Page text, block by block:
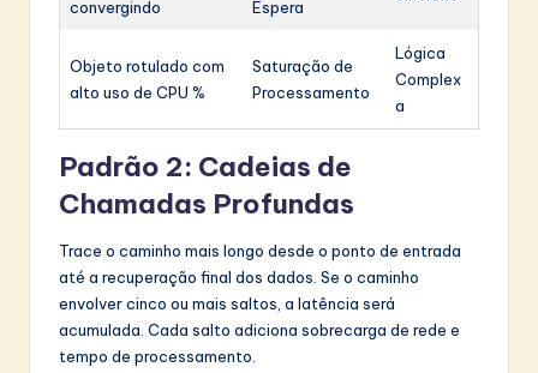
convergindo
Espera
Objeto rotulado com
alto uso de CPU %
Saturação de
Processamento
Lógica
Complex
a
Padrão 2: Cadeias de
Chamadas Profundas
Trace o caminho mais longo desde o ponto de entrada
até a recuperação final dos dados. Se o caminho
envolver cinco ou mais saltos, a latência será
acumulada. Cada salto adiciona sobrecarga de rede e
tempo de processamento.